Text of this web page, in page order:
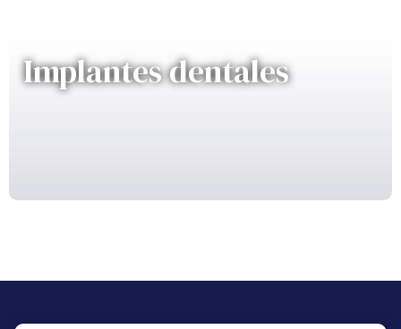
Implantes dentales